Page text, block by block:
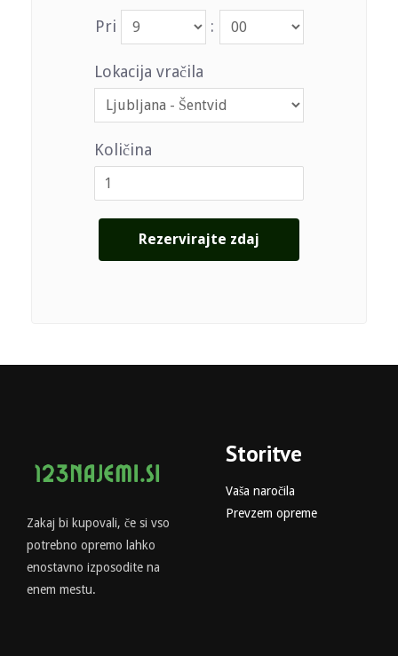
Pri :
Lokacija vračila
Količina
Zakaj bi kupovali, če si vso
potrebno opremo lahko
enostavno izposodite na
enem mestu.
Storitve
Vaša naročila
Prevzem opreme